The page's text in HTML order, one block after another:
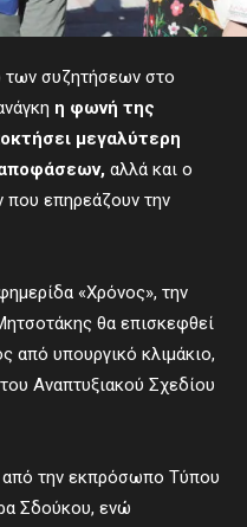
των συζητήσεων στο
η φωνή της
μεγαλύτερη
αλλά και ο
που επηρεάζουν την
«Χρόνος», την
θα επισκεφθεί
από υπουργικό κλιμάκιο,
Αναπτυξιακού Σχεδίου
από την εκπρόσωπο Τύπου
Σδούκου, ενώ